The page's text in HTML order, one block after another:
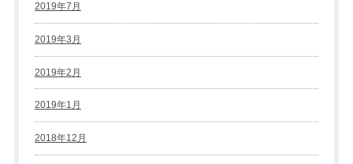
2019年7月
2019年3月
2019年2月
2019年1月
2018年12月